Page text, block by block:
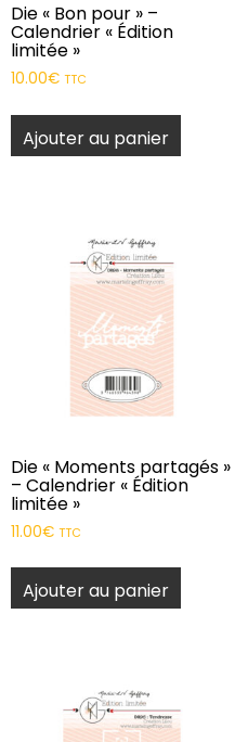
Die « Bon pour » –
Calendrier « Édition
limitée »
10.00€ TTC
Ajouter au panier
Die « Moments partagés »
– Calendrier « Édition
limitée »
11.00€ TTC
Ajouter au panier